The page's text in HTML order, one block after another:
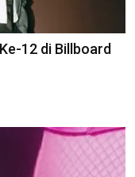
12 di Billboard